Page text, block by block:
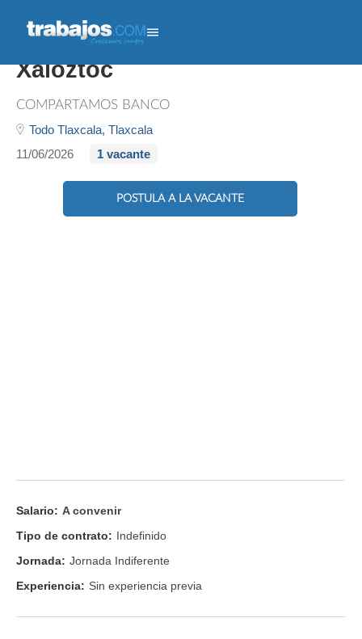
Auxiliar Administrativo/a -
Xaloztoc
COMPARTAMOS BANCO
Todo Tlaxcala, Tlaxcala
11/06/2026
1 vacante
POSTULA A LA VACANTE
Salario: A convenir
Tipo de contrato: Indefinido
Jornada: Jornada Indiferente
Experiencia: Sin experiencia previa